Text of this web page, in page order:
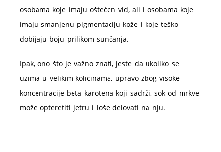
osobama koje imaju oštećen vid, ali i osobama koje
imaju smanjenu pigmentaciju kože i koje teško
dobijaju boju prilikom sunčanja.
Ipak, ono što je važno znati, jeste da ukoliko se
uzima u velikim količinama, upravo zbog visoke
koncentracije beta karotena koji sadrži, sok od mrkve
može opteretiti jetru i loše delovati na nju.